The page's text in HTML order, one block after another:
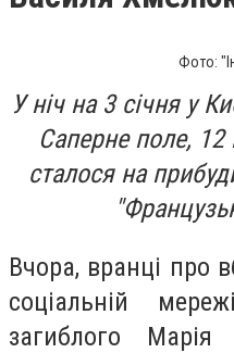
Фото:
У ніч на 3 січня у
Саперне поле, 12
сталося на
Вчора, вранці про
соціальній
загиблого Марія